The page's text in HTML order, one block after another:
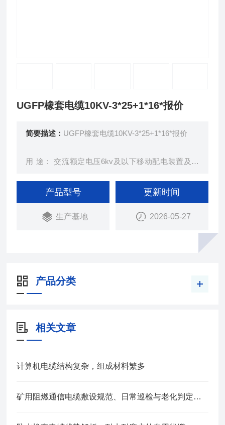
UGFP橡套电缆10KV-3*25+1*16*报价
简要描述： UGFP橡套电缆10KV-3*25+1*16*报价
用 途： 交流额定电压6kv及以下移动配电装置及矿
产品型号
生产基地
更新时间
2026-05-27
产品分类
相关文章
计算机电缆结构复杂，组成材料繁多
矿用阻燃通信电缆敷设规范、日常巡检与老化判定方法